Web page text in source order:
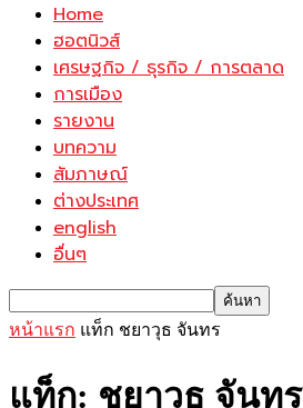
Home
ฮอตนิวส์
เศรษฐกิจ / ธุรกิจ / การตลาด
การเมือง
รายงาน
บทความ
สัมภาษณ์
ต่างประเทศ
english
อื่นๆ
หน้าแรก แท็ก ชยาวุธ จันทร
แท็ก: ชยาวุธ จันทร